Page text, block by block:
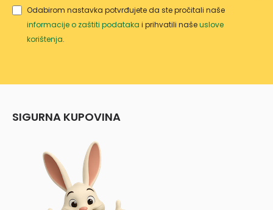
Odabirom nastavka potvrđujete da ste pročitali naše
informacije o zaštiti podataka i prihvatili našeuslove
korištenja.
SIGURNA KUPOVINA